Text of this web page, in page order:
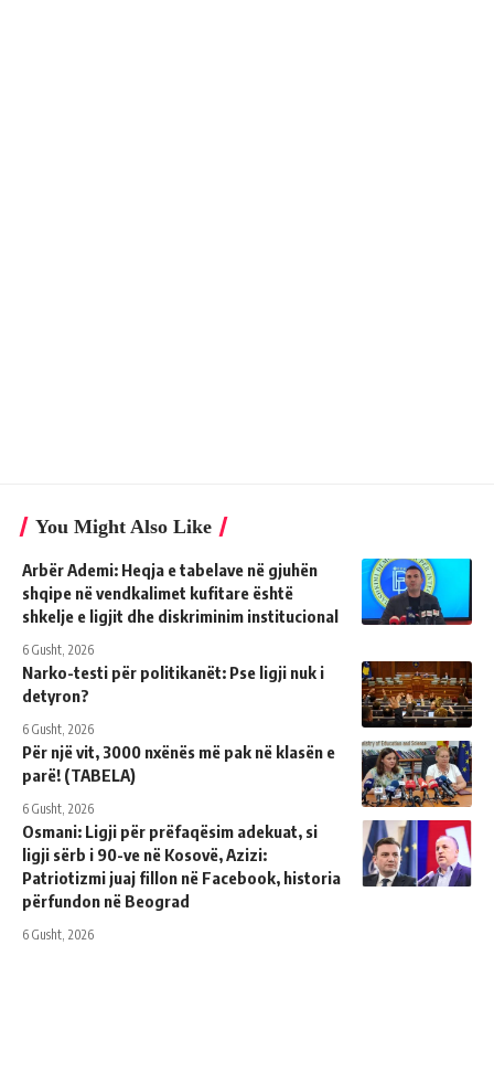
You Might Also Like
Arbër Ademi: Heqja e tabelave në gjuhën
shqipe në vendkalimet kufitare është
shkelje e ligjit dhe diskriminim institucional
6 Gusht, 2026
Narko-testi për politikanët: Pse ligji nuk i
detyron?
6 Gusht, 2026
Për një vit, 3000 nxënës më pak në klasën e
parë! (TABELA)
6 Gusht, 2026
Osmani: Ligji për prëfaqësim adekuat, si
ligji sërb i 90-ve në Kosovë, Azizi:
Patriotizmi juaj fillon në Facebook, historia
përfundon në Beograd
6 Gusht, 2026